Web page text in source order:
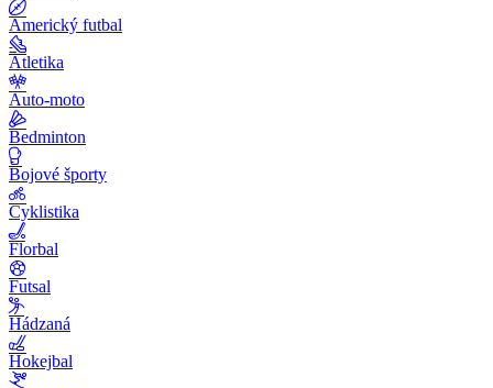
Americký futbal
Atletika
Auto-moto
Bedminton
Bojové športy
Cyklistika
Florbal
Futsal
Hádzaná
Hokejbal